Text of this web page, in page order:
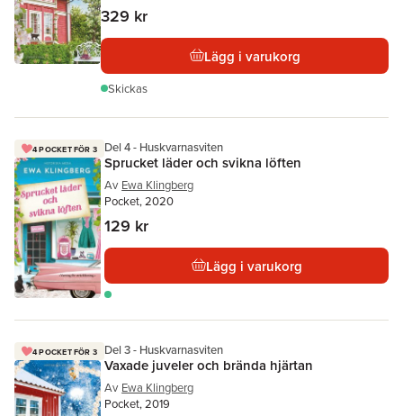
329 kr
Lägg i varukorg
Skickas
4 POCKET FÖR 3 Del 4 - Huskvarnasviten
Sprucket läder och svikna löften
Av Ewa Klingberg
Pocket, 2020
129 kr
Lägg i varukorg
4 POCKET FÖR 3 Del 3 - Huskvarnasviten
Vaxade juveler och brända hjärtan
Av Ewa Klingberg
Pocket, 2019